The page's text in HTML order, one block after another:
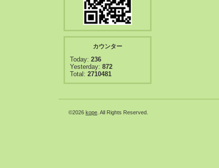
カウンター
Today: 236
Yesterday: 872
Total: 2710481
©2026 kope . All Rights Reserved.